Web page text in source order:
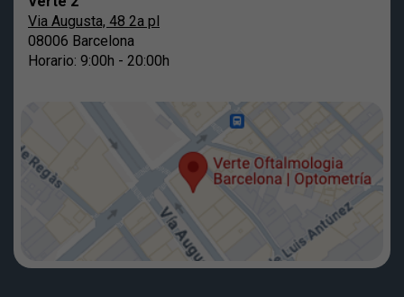
Via Augusta, 48 2a pl
08006 Barcelona
Horario: 9:00h - 20:00h